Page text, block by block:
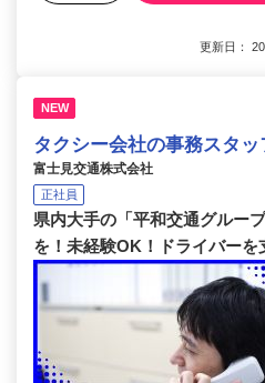
更新日：
NEW
タクシー会社の事務スタッ
富士見交通株式会社
正社員
県内大手の「平和交通グルー
を！未経験OK！ドライバーを